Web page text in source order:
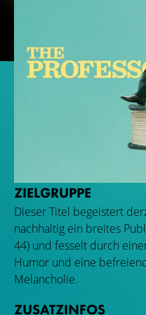
ZIELGRUPPE
Dieser Titel begeistert
nachhaltig ein breites
44) und fesselt durch
Humor und eine
Melancholie.
ZUSATZINFOS